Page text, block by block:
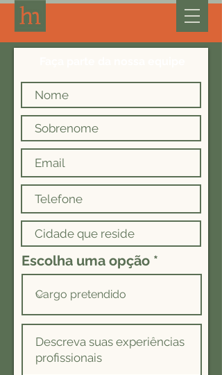
Escolha uma opção